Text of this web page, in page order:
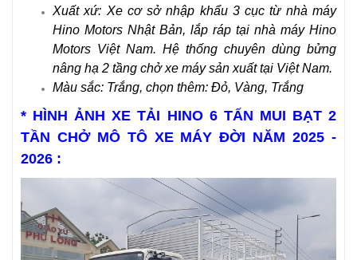
Xuất xứ: Xe cơ sở nhập khẩu 3 cục từ nhà máy
Hino Motors Nhật Bản, lắp ráp tại nhà máy Hino
Motors Việt Nam. Hệ thống chuyên dùng bửng
nâng hạ 2 tầng chở xe máy sản xuất tại Việt Nam.
Màu sắc: Trắng, chọn thêm: Đỏ, Vàng, Trắng
* HÌNH ẢNH XE TẢI HINO 6 TẤN MUI BẠT 2
TẦN CHỞ MÔ TÔ XE MÁY ĐỜI NĂM 2025 -
2026 :